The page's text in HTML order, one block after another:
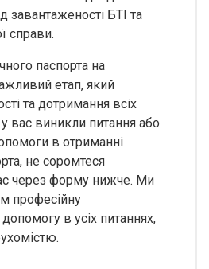
завантаженості БТІ та
справи.
паспорта на
етап, який
та дотримання всіх
вас виникли питання або
в отриманні
не соромтеся
через форму нижче. Ми
професійну
в усіх питаннях,